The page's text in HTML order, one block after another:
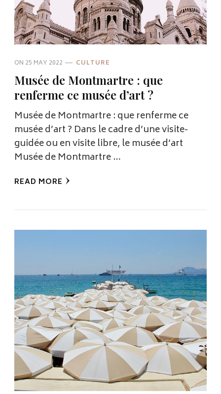
ON 25 MAY 2022 CULTURE
Musée de Montmartre : que
renferme ce musée d’art ?
Musée de Montmartre : que renferme ce
musée d’art ? Dans le cadre d’une visite-
guidée ou en visite libre, le musée d’art
Musée de Montmartre …
READ MORE